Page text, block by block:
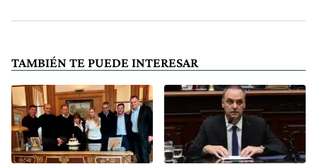
TAMBIÉN TE PUEDE INTERESAR